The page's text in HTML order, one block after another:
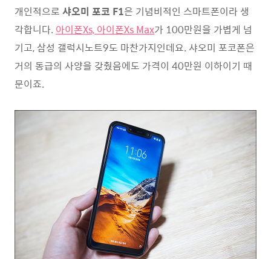
개인적으로 샤오미 포코 F1은 기념비적인 스마트폰이라 생
각합니다. 아이폰Xs, 아이폰Xs Max가 100만원을 가볍게 넘
기고, 삼성 갤럭시노트9도 마찬가지인데요. 샤오미 포코폰은
거의 동급의 사양을 갖췄음에도 가격이 40만원 이하이기 때
문이죠.